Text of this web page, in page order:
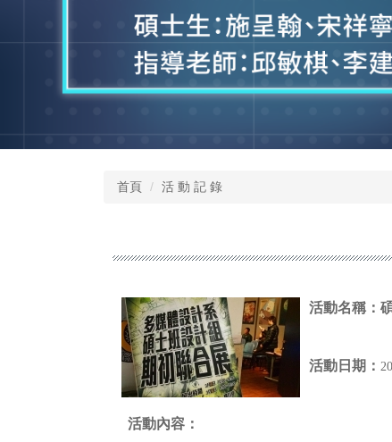
首頁 活 動 記 錄
活動名稱：
活動日期：
活動內容：